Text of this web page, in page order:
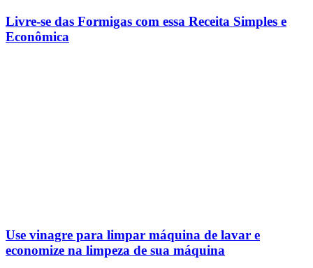
Livre-se das Formigas com essa Receita Simples e
Econômica
Use vinagre para limpar máquina de lavar e
economize na limpeza de sua máquina